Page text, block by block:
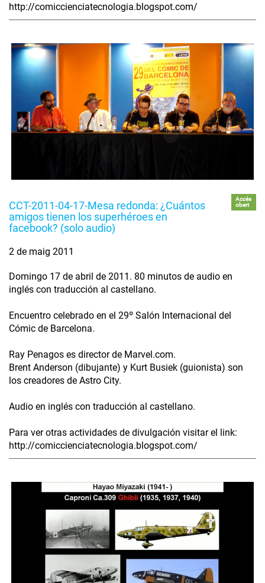
http://comiccienciatecnologia.blogspot.com/
CCT-2011-04-17-Mesa redonda: ¿Cuántos
amigos tienen los superhéroes en
facebook? (solo audio)
Accés
obert
2 de maig 2011
Domingo 17 de abril de 2011. 80 minutos de audio en
inglés con traducción al castellano.
Encuentro celebrado en el 29º Salón Internacional del
Cómic de Barcelona.
Ray Penagos es director de Marvel.com.
Brent Anderson (dibujante) y Kurt Busiek (guionista) son
los creadores de Astro City.
Audio en inglés con traducción al castellano.
Para ver otras actividades de divulgación visitar el link:
http://comiccienciatecnologia.blogspot.com/